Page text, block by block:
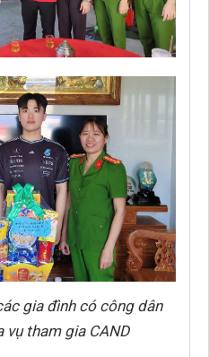
gia đình có công dân
vụ tham gia CAND